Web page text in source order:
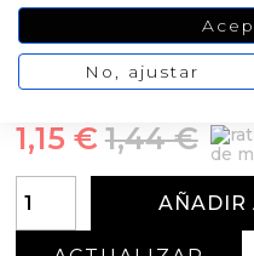
Solo bolsita Bolsita
1,44 €
1,15 €
de
AÑADIR
No, ajustar